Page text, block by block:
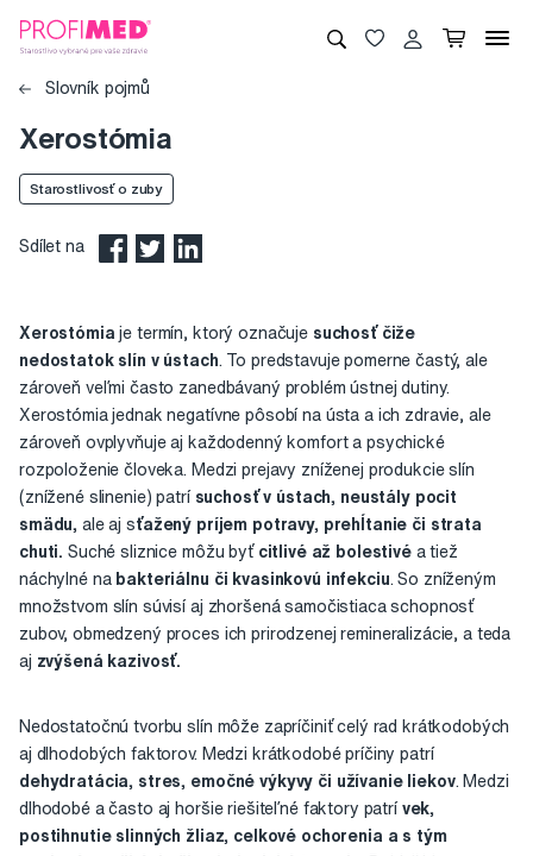
Slovník pojmů
Xerostómia
Starostlivosť o zuby
Sdílet na
Xerostómia je termín, ktorý označuje suchosť čiže
nedostatok slín v ústach . To predstavuje pomerne častý, ale
zároveň veľmi často zanedbávaný problém ústnej dutiny.
Xerostómia jednak negatívne pôsobí na ústa a ich zdravie, ale
zároveň ovplyvňuje aj každodenný komfort a psychické
rozpoloženie človeka. Medzi prejavy zníženej produkcie slín
(znížené slinenie) patrí suchosť v ústach, neustály pocit
smädu,
ale aj sťažený príjem potravy, prehĺtanie či strata
chuti.
Suché sliznice môžu byť citlivé až bolestivéa tiež
náchylné na bakteriálnu či kvasinkovú infekciu . So zníženým
množstvom slín súvisí aj zhoršená samočistiaca schopnosť
zubov, obmedzený proces ich prirodzenej remineralizácie, a teda
aj zvýšená kazivosť.
Nedostatočnú tvorbu slín môže zapríčiniť celý rad krátkodobých
aj dlhodobých faktorov. Medzi krátkodobé príčiny patrí
dehydratácia, stres, emočné výkyvy či užívanie liekov. Medzi
dlhodobé a často aj horšie riešiteľné faktory patrívek,
postihnutie slinných žliaz, celkové ochorenia a s tým